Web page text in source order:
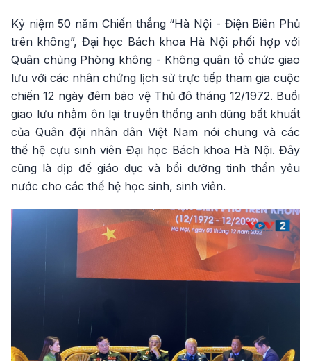
Kỷ niệm 50 năm Chiến thắng “Hà Nội - Điện Biên Phủ
trên không”, Đại học Bách khoa Hà Nội phối hợp với
Quân chủng Phòng không - Không quân tổ chức giao
lưu với các nhân chứng lịch sử trực tiếp tham gia cuộc
chiến 12 ngày đêm bảo vệ Thủ đô tháng 12/1972. Buổi
giao lưu nhằm ôn lại truyền thống anh dũng bất khuất
của Quân đội nhân dân Việt Nam nói chung và các
thế hệ cựu sinh viên Đại học Bách khoa Hà Nội. Đây
cũng là dịp để giáo dục và bồi dưỡng tinh thần yêu
nước cho các thế hệ học sinh, sinh viên.